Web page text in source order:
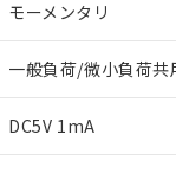
モーメンタリ
一般負荷/微小負荷共
DC5V 1mA